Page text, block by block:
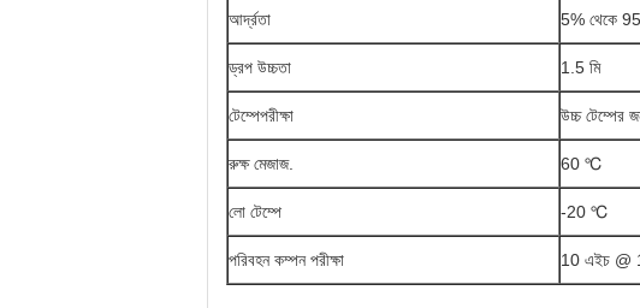
আর্দ্রতা 5% থেকে
ড্রপ উচ্চতা 1.5 মি
টেম্পেপরীক্ষা উচ্চ টেম্পের
রুক্ষ মেজাজ. 60 ℃
লো টেম্পে -20 ℃
পরিবহন কম্পন পরীক্ষা 10 এইচ @